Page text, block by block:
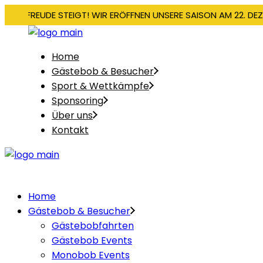
VORFREUDE STEIGT! WIR ERÖFFNEN UNSERE SAISON AM 22.
Home
Gästebob & Besucher
Sport & Wettkämpfe
Sponsoring
Über uns
Kontakt
Home
Gästebob & Besucher
Gästebobfahrten
Gästebob Events
Monobob Events